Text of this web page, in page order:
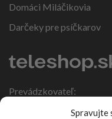
Spravujte
Domáci Miláčikovia
Darčeky pre psíčkarov
Prevádzkovateľ: